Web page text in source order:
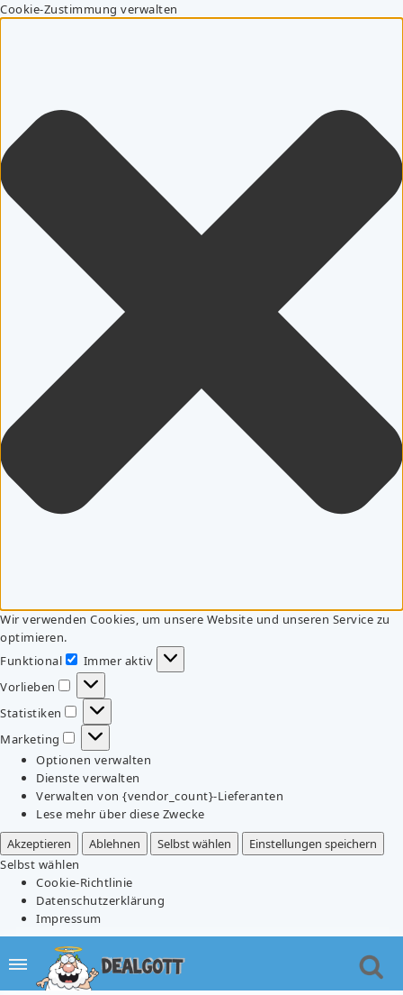
Cookie-Zustimmung verwalten
Wir verwenden Cookies, um unsere Website und unseren Service zu
optimieren.
Funktional
Funktional
Immer aktiv
Vorlieben
Vorlieben
Statistiken
Statistiken
Marketing
Marketing
Optionen verwalten
Dienste verwalten
Verwalten von {vendor_count}-Lieferanten
Lese mehr über diese Zwecke
Akzeptieren
Ablehnen Selbst wählen
Einstellungen speichern
Selbst wählen
Cookie-Richtlinie
Datenschutzerklärung
Impressum